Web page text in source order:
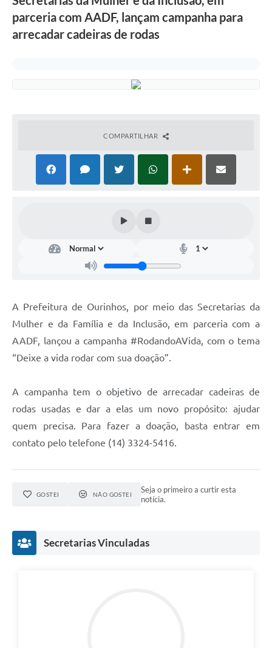
Secretarias
Ouvidoria
parceria com AADF, lançam campanha para
arrecadar cadeiras de rodas
COMPARTILHAR
A Prefeitura de Ourinhos, por meio das Secretarias da
Mulher e da Família e da Inclusão, em parceria com a
AADF, lançou a campanha #RodandoAVida, com o tema
“Deixe a vida rodar com sua doação”.
A campanha tem o objetivo de arrecadar cadeiras de
rodas usadas e dar a elas um novo propósito: ajudar
quem precisa. Para fazer a doação, basta entrar em
contato pelo telefone (14) 3324-5416.
GOSTEI NÃO GOSTEI
Seja o primeiro a curtir esta
notícia.
Secretarias Vinculadas